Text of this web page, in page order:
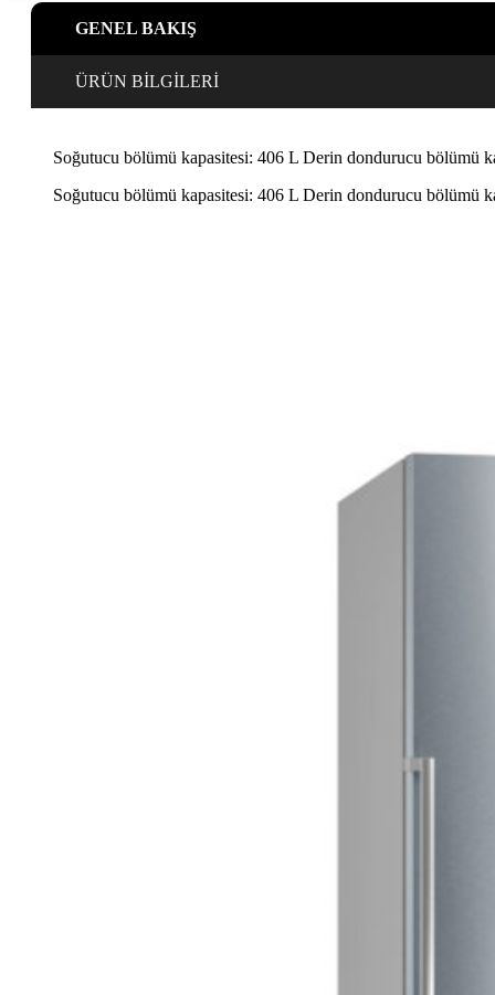
cm
adet
GENEL BAKIŞ
ÜRÜN BİLGİLERİ
Soğutucu bölümü kapasitesi: 406 L Derin dondurucu bölümü
Soğutucu bölümü kapasitesi: 406 L Derin dondurucu bölümü